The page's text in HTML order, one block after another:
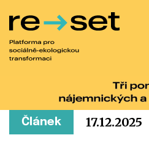
Úvodní
Aktuality
O nás
Článek 17.12.2025